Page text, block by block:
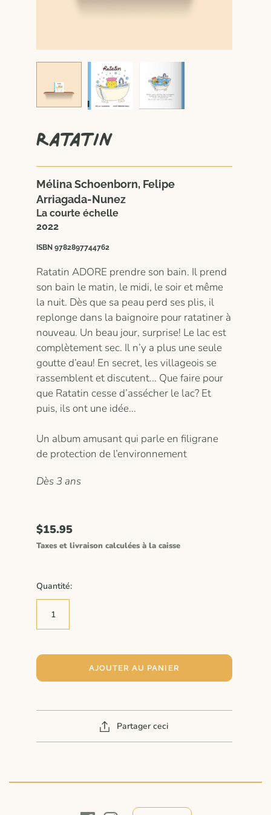
Ratatin
Mélina Schoenborn, Felipe
Arriagada-Nunez
La courte échelle
2022
ISBN 9782897744762
Ratatin ADORE prendre son bain. Il prend
son bain le matin, le midi, le soir et même
la nuit. Dès que sa peau perd ses plis, il
replonge dans la baignoire pour ratatiner à
nouveau. Un beau jour, surprise! Le lac est
complètement sec. Il n’y a plus une seule
goutte d’eau! En secret, les villageois se
rassemblent et discutent... Que faire pour
que Ratatin cesse d’assécher le lac? Et
puis, ils ont une idée...
Un album amusant qui parle en filigrane
de protection de l’environnement
Dès 3 ans
$15.95
Taxes et livraison calculées à la caisse
Quantité:
AJOUTER AU PANIER
Partager ceci